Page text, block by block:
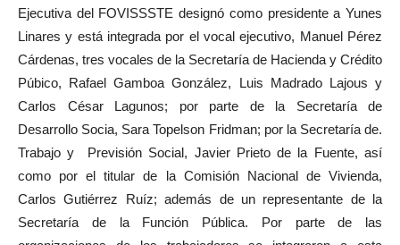
Ejecutiva del FOVISSSTE designó como presidente a Yunes
Linares y está integrada por el vocal ejecutivo, Manuel Pérez
Cárdenas, tres vocales de la Secretaría de Hacienda y Crédito
Púbico, Rafael Gamboa González, Luis Madrado Lajous y
Carlos César Lagunos; por parte de la Secretaría de
Desarrollo Socia, Sara Topelson Fridman; por la Secretaría de.
Trabajo y Previsión Social, Javier Prieto de la Fuente, así
como por el titular de la Comisión Nacional de Vivienda,
Carlos Gutiérrez Ruíz; además de un representante de la
Secretaría de la Función Pública. Por parte de las